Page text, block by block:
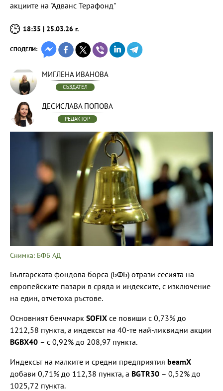
акциите на "Адванс Терафонд"
18:35 | 25.03.26 г.
СПОДЕЛИ:
МИГЛЕНА ИВАНОВА
СЪЗДАТЕЛ
ДЕСИСЛАВА ПОПОВА
РЕДАКТОР
Снимка: БФБ АД
Българската фондова борса (БФБ) отрази сесията на
европейските пазари в сряда и индексите, с изключение
на един, отчетоха ръстове.
Основният бенчмарк SOFIX се повиши с 0,73% до
1212,58 пункта, а индексът на 40-те най-ликвидни акции
BGBX40 – с 0,92% до 208,97 пункта.
Индексът на малките и средни предприятия beamX
добави 0,71% до 112,38 пункта, а BGTR30 – 0,52% до
1025,72 пункта.